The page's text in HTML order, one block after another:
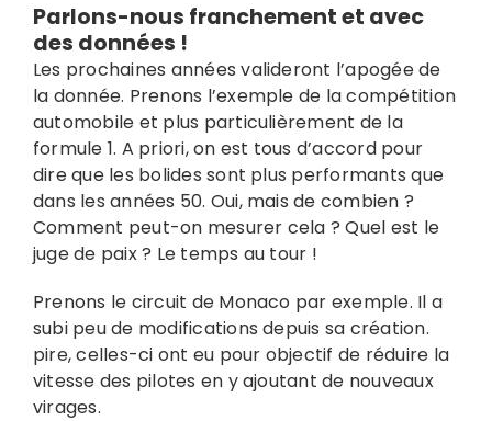
Parlons-nous franchement et avec
des données !
Les prochaines années valideront l’apogée de
la donnée. Prenons l’exemple de la compétition
automobile et plus particulièrement de la
formule 1. A priori, on est tous d’accord pour
dire que les bolides sont plus performants que
dans les années 50. Oui, mais de combien ?
Comment peut-on mesurer cela ? Quel est le
juge de paix ? Le temps au tour !
Prenons le circuit de Monaco par exemple. Il a
subi peu de modifications depuis sa création.
pire, celles-ci ont eu pour objectif de réduire la
vitesse des pilotes en y ajoutant de nouveaux
virages.